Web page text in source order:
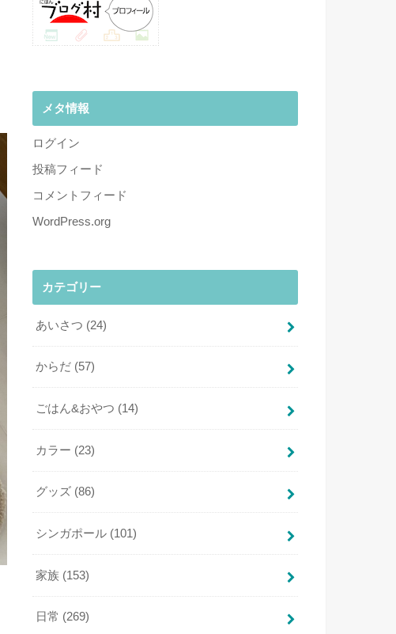
メタ情報
ログイン
投稿フィード
コメントフィード
WordPress.org
カテゴリー
あいさつ (24)
からだ (57)
ごはん&おやつ (14)
カラー (23)
グッズ (86)
シンガポール (101)
家族 (153)
日常 (269)